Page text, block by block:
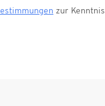
zur Kenntnis